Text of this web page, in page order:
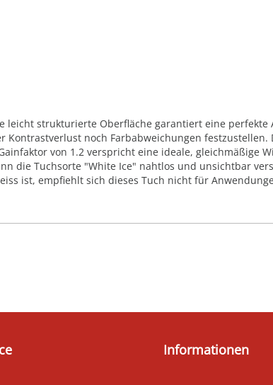
leicht strukturierte Oberfläche garantiert eine
Kontrastverlust noch Farbabweichungen
von 1.2 verspricht eine ideale, gleichmäßige
die Tuchsorte "White Ice" nahtlos und unsichtbar
ist, empfiehlt sich dieses Tuch nicht für
Informationen